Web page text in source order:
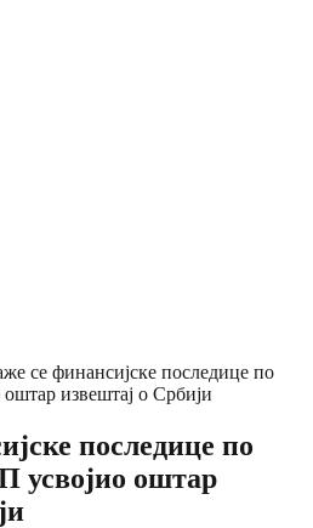
се финансијске последице по
извештај о Србији
последице по
усвојио оштар